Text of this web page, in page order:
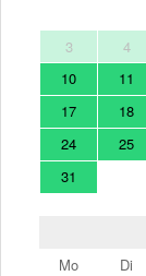
3
4
10
11
17
18
24
25
31
Mo
Di